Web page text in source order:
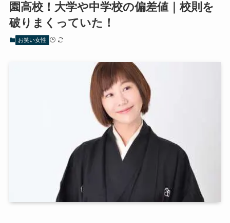
園高校！大学や中学校の偏差値｜校則を
破りまくっていた！
お笑い女性